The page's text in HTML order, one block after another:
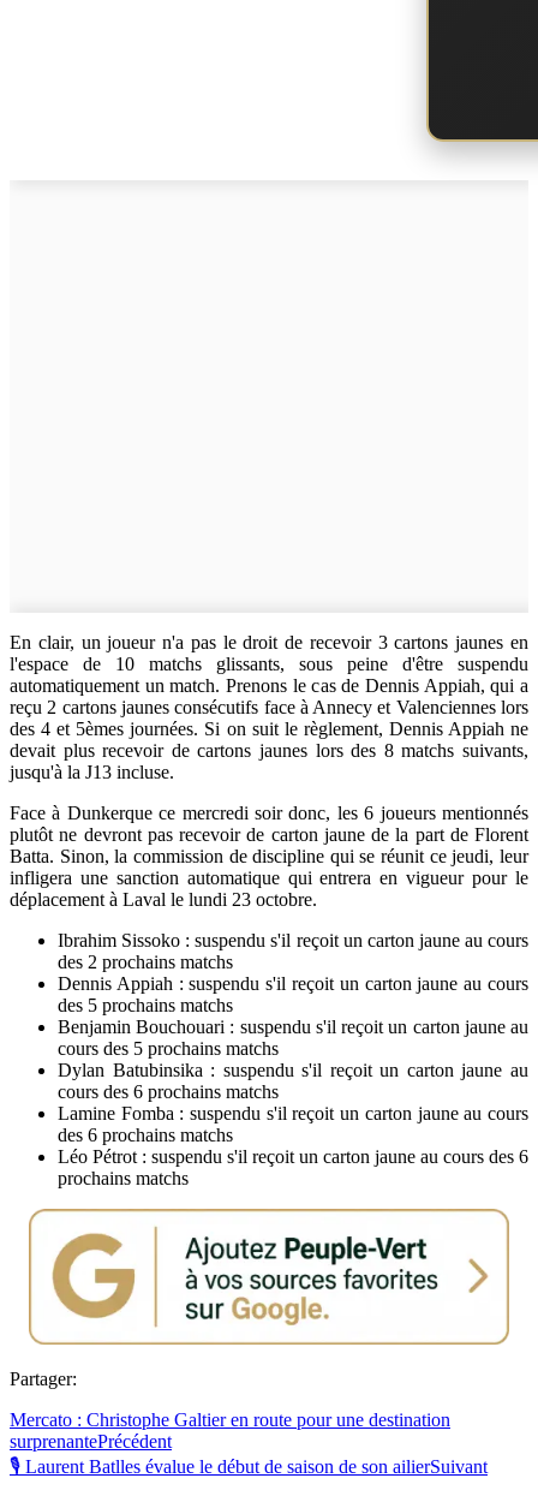
En clair, un joueur n'a pas le droit de recevoir 3 cartons jaunes en
l'espace de 10 matchs glissants, sous peine d'être suspendu
automatiquement un match. Prenons le cas de Dennis Appiah, qui a
reçu 2 cartons jaunes consécutifs face à Annecy et Valenciennes lors
des 4 et 5èmes journées. Si on suit le règlement, Dennis Appiah ne
devait plus recevoir de cartons jaunes lors des 8 matchs suivants,
jusqu'à la J13 incluse.
Face à Dunkerque ce mercredi soir donc, les 6 joueurs mentionnés
plutôt ne devront pas recevoir de carton jaune de la part de Florent
Batta. Sinon, la commission de discipline qui se réunit ce jeudi, leur
infligera une sanction automatique qui entrera en vigueur pour le
déplacement à Laval le lundi 23 octobre.
Ibrahim Sissoko : suspendu s'il reçoit un carton jaune au cours
des 2 prochains matchs
Dennis Appiah : suspendu s'il reçoit un carton jaune au cours
des 5 prochains matchs
Benjamin Bouchouari : suspendu s'il reçoit un carton jaune au
cours des 5 prochains matchs
Dylan Batubinsika : suspendu s'il reçoit un carton jaune au
cours des 6 prochains matchs
Lamine Fomba : suspendu s'il reçoit un carton jaune au cours
des 6 prochains matchs
Léo Pétrot : suspendu s'il reçoit un carton jaune au cours des 6
prochains matchs
Partager:
Mercato : Christophe Galtier en route pour une destination
surprenantePrécédent
🎙 Laurent Batlles évalue le début de saison de son ailierSuivant